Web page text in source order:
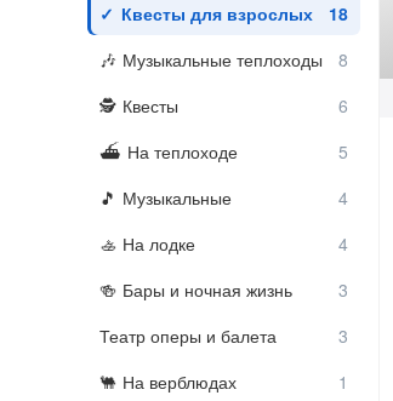
Квесты для взрослых
Музыкальные теплоходы
Квесты
На теплоходе
Музыкальные
На лодке
Бары и ночная жизнь
Театр оперы и балета
На верблюдах